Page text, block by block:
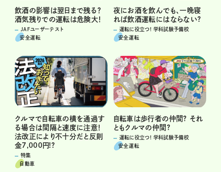
飲酒の影響は翌日まで残る？
酒気残りでの運転は危険大！
JAFユーザーテスト
安全運転
夜にお酒を飲んでも、一晩寝
れば飲酒運転にはならない?
運転に役立つ! 学科試験予備校
安全運転
クルマで自転車の横を通過す
る場合は間隔と速度に注意！
法改正により不十分だと反則
金7,000円!?
特集
自動車
自転車は歩行者の仲間? それ
ともクルマの仲間?
運転に役立つ! 学科試験予備校
安全運転